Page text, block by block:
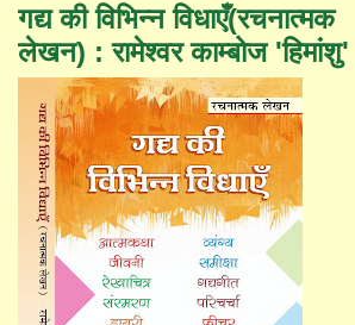
गद्य की विभिन्न विधाएँ(रचनात्मक
लेखन) : रामेश्वर काम्बोज 'हिमांशु'